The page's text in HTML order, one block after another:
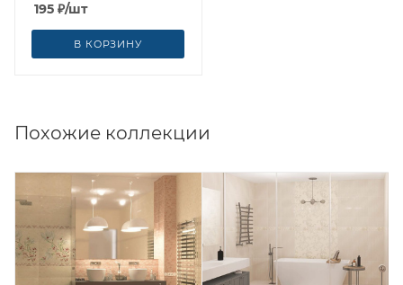
195 ₽/шт
В КОРЗИНУ
Похожие коллекции